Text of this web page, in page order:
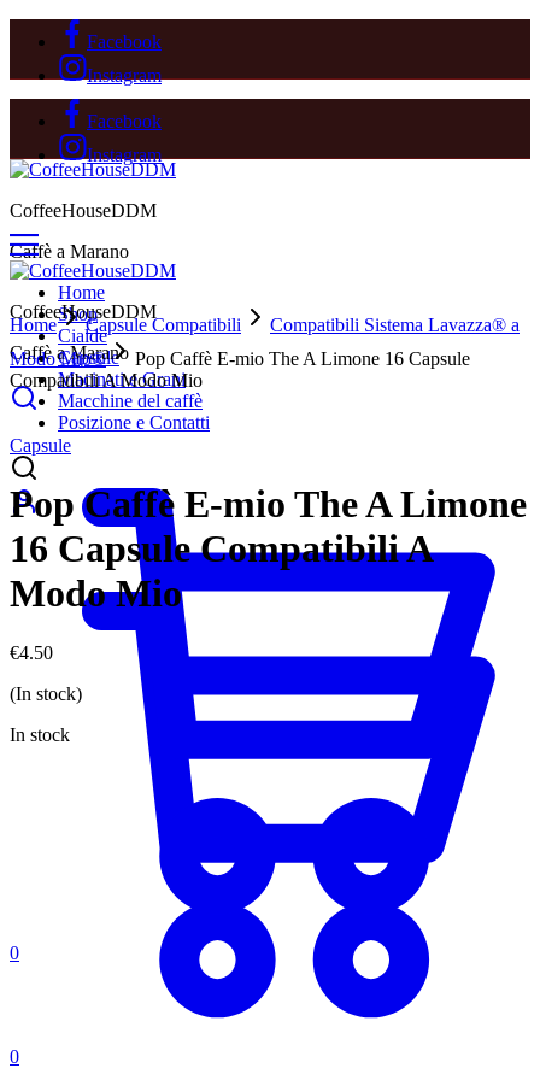
Facebook
Instagram
Facebook
Instagram
CoffeeHouseDDM
Caffè a Marano
Home
Shop
Cialde
Capsule
Macinati e Grani
Macchine del caffè
Posizione e Contatti
0
CoffeeHouseDDM
Caffè a Marano
0
Home Capsule Compatibili
Compatibili Sistema Lavazza® a
Modo Mio®
Pop Caffè E-mio The A Limone 16 Capsule
Compatibili A Modo Mio
Capsule
Pop Caffè E-mio The A Limone
16 Capsule Compatibili A
Modo Mio
€4.50
(In stock)
In stock